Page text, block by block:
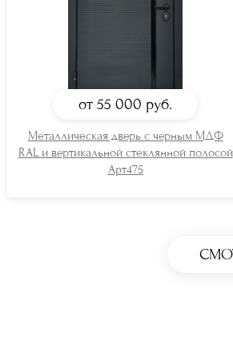
от 55 000 руб.
Металлическая дверь с черным МДФ
RAL и вертикальной стеклянной полосой
Арт475